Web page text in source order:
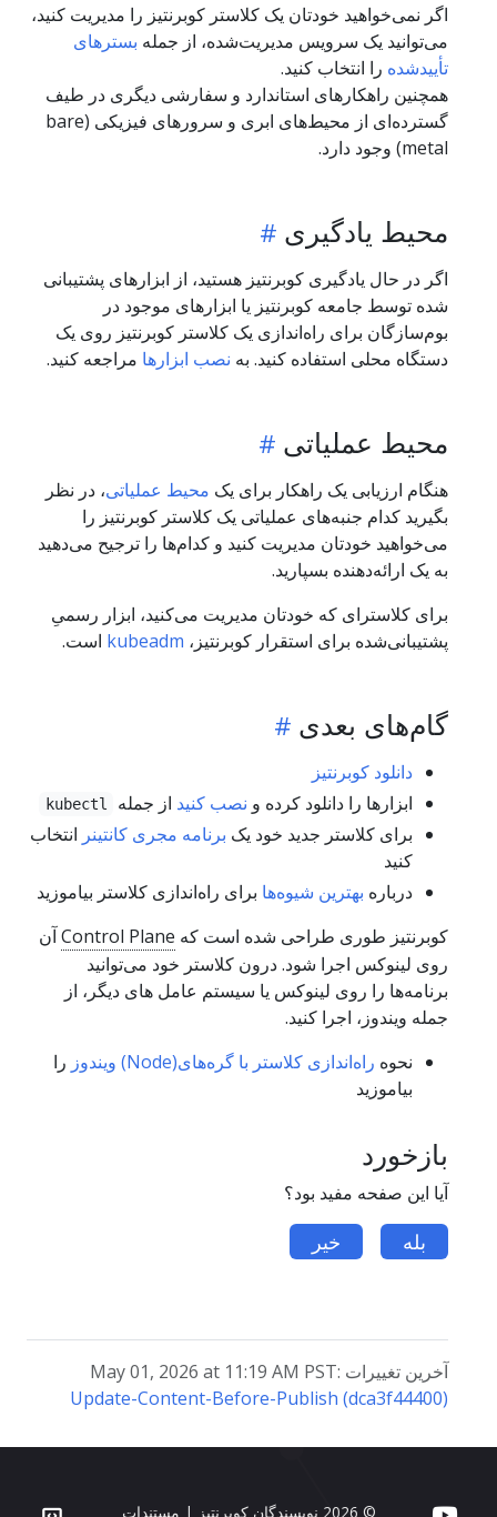
اگر نمی‌خواهید خودتان یک کلاستر کوبرنتیز را مدیریت کنید،
می‌توانید یک سرویس مدیریت‌شده، از جمله بسترهای
تأییدشده را انتخاب کنید.
همچنین راهکارهای استاندارد و سفارشی دیگری در طیف
گسترده‌ای از محیط‌های ابری و سرورهای فیزیکی (bare
metal) وجود دارد.
محیط یادگیری
اگر در حال یادگیری کوبرنتیز هستید، از ابزارهای پشتیبانی
شده توسط جامعه کوبرنتیز یا ابزارهای موجود در
بوم‌سازگان برای راه‌اندازی یک کلاستر کوبرنتیز روی یک
دستگاه محلی استفاده کنید. به نصب ابزارها مراجعه کنید.
محیط عملیاتی
هنگام ارزیابی یک راهکار برای یک محیط عملیاتی، در نظر
بگیرید کدام جنبه‌های عملیاتی یک کلاستر کوبرنتیز را
می‌خواهید خودتان مدیریت کنید و کدام‌ها را ترجیح می‌دهید
به یک ارائه‌دهنده بسپارید.
برای کلاستر‌ای که خودتان مدیریت می‌کنید، ابزار رسمیِ
پشتیبانی‌شده برای استقرار کوبرنتیز، kubeadm است.
گام‌های بعدی
دانلود کوبرنتیز
ابزارها را دانلود کرده و نصب کنید از جمله kubectl
برای کلاستر جدید خود یک برنامه مجری کانتینر انتخاب
کنید
درباره بهترین شیوه‌ها برای راه‌اندازی کلاستر بیاموزید
کوبرنتیز طوری طراحی شده است که Control Planeآن
روی لینوکس اجرا شود. درون کلاستر خود می‌توانید
برنامه‌ها را روی لینوکس یا سیستم عامل های دیگر، از
جمله ویندوز، اجرا کنید.
نحوه راه‌اندازی کلاستر با گره‌های(Node) ویندوز
را
بیاموزید
بازخورد
آیا این صفحه مفید بود؟
بله خیر
آخرین تغییرات May 01, 2026 at 11:19 AM PST:
Update-Content-Before-Publish (dca3f44400)
© 2026 نویسندگان کوبرنتیز | مستندات